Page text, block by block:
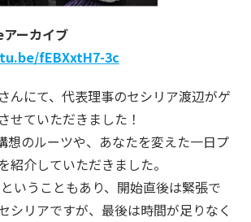
ーカイブ
fEBXxtH7-3c
んにて、代表理事のセシリア渡辺がゲ
せていただきました！
想のルーツや、あなたを変えた一日プ
紹介していただきました。
いうこともあり、開始直後は緊張で
シリアですが、最後は時間が足りなく